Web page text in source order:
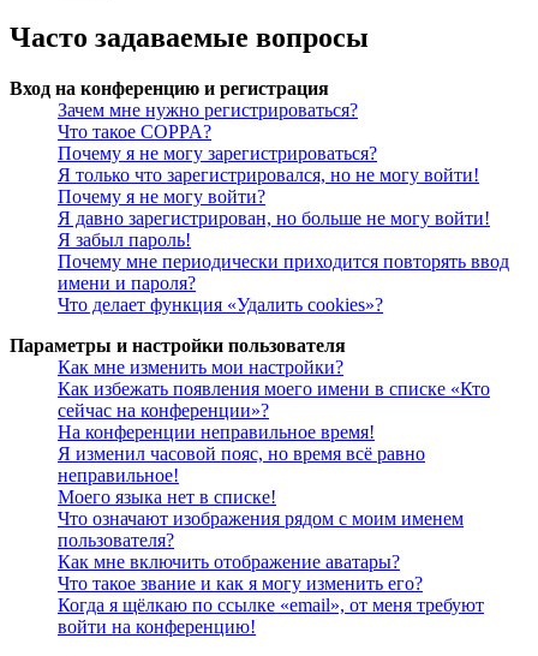
Часто задаваемые вопросы
Вход на конференцию и регистрация
Зачем мне нужно регистрироваться?
Что такое COPPA?
Почему я не могу зарегистрироваться?
Я только что зарегистрировался, но не могу войти!
Почему я не могу войти?
Я давно зарегистрирован, но больше не могу войти!
Я забыл пароль!
Почему мне периодически приходится повторять ввод
имени и пароля?
Что делает функция «Удалить cookies»?
Параметры и настройки пользователя
Как мне изменить мои настройки?
Как избежать появления моего имени в списке «Кто
сейчас на конференции»?
На конференции неправильное время!
Я изменил часовой пояс, но время всё равно
неправильное!
Моего языка нет в списке!
Что означают изображения рядом с моим именем
пользователя?
Как мне включить отображение аватары?
Что такое звание и как я могу изменить его?
Когда я щёлкаю по ссылке «email», от меня требуют
войти на конференцию!